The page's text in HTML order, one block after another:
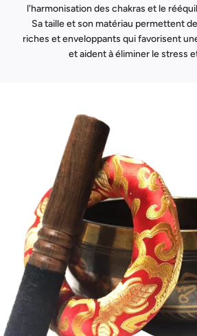
l'harmonisation des chakras et le
Sa taille et son matériau permettent
riches et enveloppants qui favorisent
et aident à éliminer le stress